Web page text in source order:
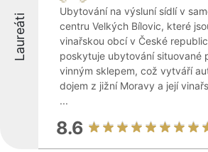
Laureáti
Ubytování na výsluní sídlí v
centru Velkých Bílovic, které
vinařskou obcí v České
poskytuje ubytování situované
vinným sklepem, což vytváří
dojem z jižní Moravy a její
...
8.6